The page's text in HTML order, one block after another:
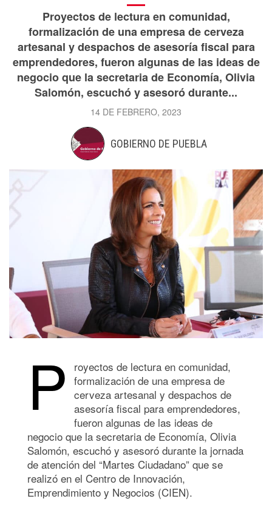
Proyectos de lectura en comunidad,
formalización de una empresa de cerveza
artesanal y despachos de asesoría fiscal para
emprendedores, fueron algunas de las ideas de
negocio que la secretaria de Economía, Olivia
Salomón, escuchó y asesoró durante...
14 DE FEBRERO, 2023
GOBIERNO DE PUEBLA
P
royectos de lectura en comunidad,
formalización de una empresa de
cerveza artesanal y despachos de
asesoría fiscal para emprendedores,
fueron algunas de las ideas de
negocio que la secretaria de Economía, Olivia
Salomón, escuchó y asesoró durante la jornada
de atención del “Martes Ciudadano” que se
realizó en el Centro de Innovación,
Emprendimiento y Negocios (CIEN).